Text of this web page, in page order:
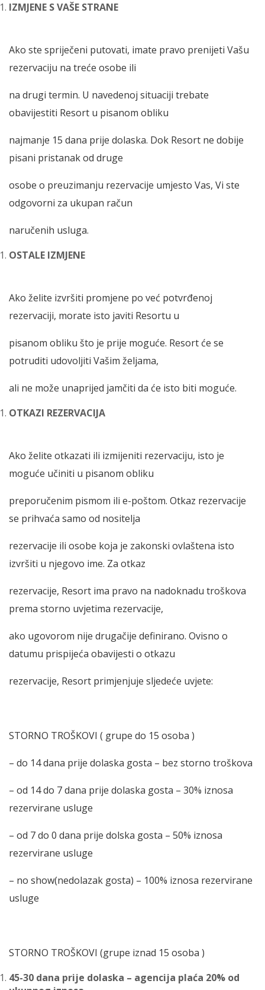
IZMJENE S VAŠE STRANE
Ako ste spriječeni putovati, imate pravo prenijeti Vašu
rezervaciju na treće osobe ili
na drugi termin. U navedenoj situaciji trebate
obavijestiti Resort u pisanom obliku
najmanje 15 dana prije dolaska. Dok Resort ne dobije
pisani pristanak od druge
osobe o preuzimanju rezervacije umjesto Vas, Vi ste
odgovorni za ukupan račun
naručenih usluga.
OSTALE IZMJENE
Ako želite izvršiti promjene po već potvrđenoj
rezervaciji, morate isto javiti Resortu u
pisanom obliku što je prije moguće. Resort će se
potruditi udovoljiti Vašim željama,
ali ne može unaprijed jamčiti da će isto biti moguće.
OTKAZI REZERVACIJA
Ako želite otkazati ili izmijeniti rezervaciju, isto je
moguće učiniti u pisanom obliku
preporučenim pismom ili e-poštom. Otkaz rezervacije
se prihvaća samo od nositelja
rezervacije ili osobe koja je zakonski ovlaštena isto
izvršiti u njegovo ime. Za otkaz
rezervacije, Resort ima pravo na nadoknadu troškova
prema storno uvjetima rezervacije,
ako ugovorom nije drugačije definirano. Ovisno o
datumu prispijeća obavijesti o otkazu
rezervacije, Resort primjenjuje sljedeće uvjete:
STORNO TROŠKOVI ( grupe do 15 osoba )
– do 14 dana prije dolaska gosta – bez storno troškova
– od 14 do 7 dana prije dolaska gosta – 30% iznosa
rezervirane usluge
– od 7 do 0 dana prije dolska gosta – 50% iznosa
rezervirane usluge
– no show(nedolazak gosta) – 100% iznosa rezervirane
usluge
STORNO TROŠKOVI (grupe iznad 15 osoba )
45-30 dana prije dolaska – agencija plaća 20% od